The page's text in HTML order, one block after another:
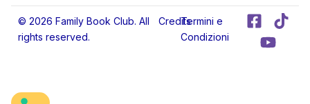
© 2026 Family Book Club. All
rights reserved.
CreditsTermini e
Condizioni
F
a
c
T
Y
o
u